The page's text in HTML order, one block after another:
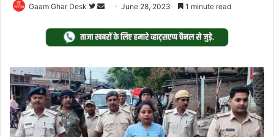
Gaam Ghar Desk
Follow
Twitter
Send
email
June 28, 2023 1 minute read